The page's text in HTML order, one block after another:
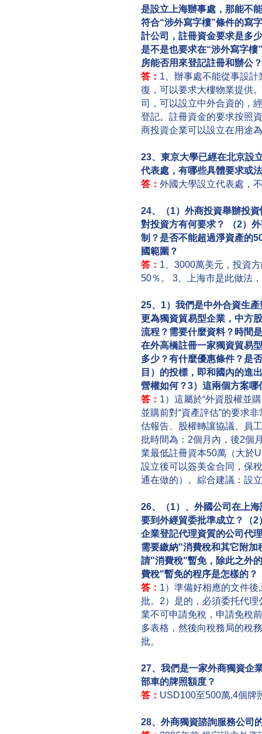
是設立上海辦事處，那能不
符合“涉外寫字樓”條件的寫
計公司，註冊資金要求是多
是不是也要求在“涉外寫字
房能否用來登記註冊和辦公？
答： 1、辦事處不能從事設
復，可以要求大樓物業提供
司，可以設立中外合資的，
登記。註冊資金的要求按照
商投資企業可以設立在用途
23、東京大學已經在北京設
代表處，有哪些具體要求或
答： 外國大學設立代表處，
24、（1）外商投資舉辦投
對投資方有何要求？ （2）
制？是否不能超過淨資產的
國範圍？
答： 1、3000萬美元，投資
50％。 3、上海市是此做法
25、1）我們是中外合資生
更為獨資貿易型企業，中方
流程？需要什麼資料？時間
在外高橋註冊一家獨資貿易
多少？有什麼優惠條件？是
目）的投標，即和國內的進
營權如何？3）這兩個方案哪
答： 1）這屬於“外資股權並
並購前對“資產評估”的要求
估報告、股權轉讓協議、員
批時間為：2個月內，後2個
業最低註冊資本50萬（大於
設立後可以簽美金合同，保
通在做的）。綜合建議：設
26、（1）、外國公司在上
要到外經貿委批準成立？（
企業登記代理資質的公司代
需要繳納"消費稅和其它附
請"消費稅"暫免，除此之外
費稅"暫免的程序是怎樣的？
答： 1）準備好相應的文件
批。2）是的，必須委托代
業不可申請免稅，申請免稅
多表格，然後向稅務局的稅
批。
27、我們是一家外商獨資企
部車的牌照額度？
答： USD100至500萬,4個牌
28、外商獨資諮詢服務公司